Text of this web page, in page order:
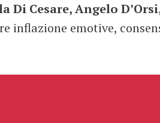
Di Cesare, Angelo
inflazione emotive,